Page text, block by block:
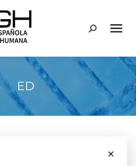
Buscar:
ED
×